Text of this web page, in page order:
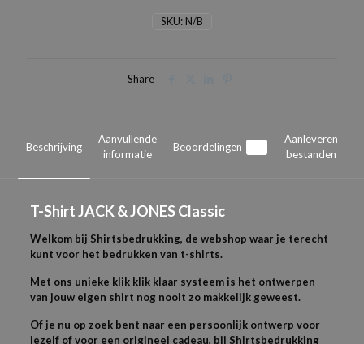
SKU:N/B
Share
Beschrijving
Aanvullende
informatie
Beoordelingen
Aanleveren
bestanden
T-Shirt JACK & JONESClassic
Welkom bij Shirtsbedrukking, de webshop waar je terecht
kunt voor het bedrukken van t-shirts.
Met ons unieke klik klik klaar systeem is het ontwerpen
van jouw eigen shirt nog nooit zo makkelijk geweest.
Of je nu op zoek bent naar een persoonlijk ontwerp voor
jezelf of voor een origineel cadeau, bij Shirtsbedrukking